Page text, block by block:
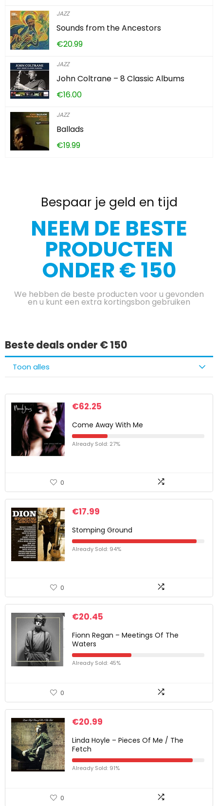
JAZZ
Sounds from the Ancestors
€20.99
JAZZ
John Coltrane – 8 Classic Albums
€16.00
JAZZ
Ballads
€19.99
Bespaar je geld en tijd
NEEM DE BESTE
PRODUCTEN
ONDER € 150
We hebben de beste producten voor u gevonden
en u kunt een extra kortingsbon gebruiken
Beste deals onder € 150
Toon alles
€62.25
Come Away With Me
Already Sold: 27%
0
€17.99
Stomping Ground
Already Sold: 94%
0
€20.45
Fionn Regan – Meetings Of The
Waters
Already Sold: 45%
0
€20.99
Linda Hoyle – Pieces Of Me / The
Fetch
Already Sold: 91%
0